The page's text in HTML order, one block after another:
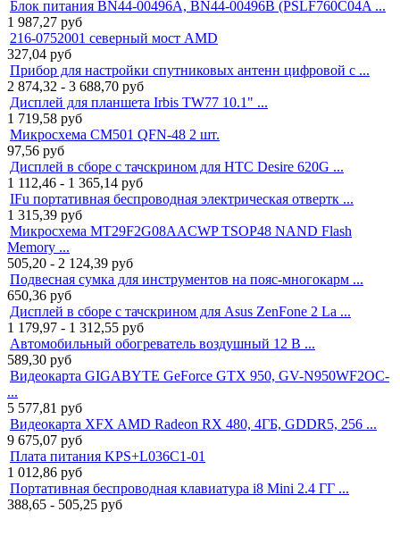
Блок питания BN44-00496A, BN44-00496B (PSLF760C04A ...
1 987,27 руб
216-0752001 северный мост AMD
327,04 руб
Прибор для настройки спутниковых антенн цифровой с ...
2 874,32 - 3 688,70 руб
Дисплей для планшета Irbis TW77 10.1" ...
1 719,58 руб
Микросхема CM501 QFN-48 2 шт.
97,56 руб
Дисплей в сборе с тачскрином для HTC Desire 620G ...
1 112,46 - 1 365,14 руб
IFu портативная беспроводная электрическая отвертк ...
1 315,39 руб
Микросхема MT29F2G08AACWP TSOP48 NAND Flash
Memory ...
505,20 - 2 124,39 руб
Подвесная сумка для инструментов на пояс-многокарм ...
650,36 руб
Дисплей в сборе с тачскрином для Asus ZenFone 2 La ...
1 179,97 - 1 312,55 руб
Автомобильный обогреватель воздушный 12 В ...
589,30 руб
Видеокарта GIGABYTE GeForce GTX 950, GV-N950WF2OC-
...
5 577,81 руб
Видеокарта XFX AMD Radeon RX 480, 4ГБ, GDDR5, 256 ...
9 675,07 руб
Плата питания KPS+L036C1-01
1 012,86 руб
Портативная беспроводная клавиатура i8 Mini 2.4 ГГ ...
388,65 - 505,25 руб